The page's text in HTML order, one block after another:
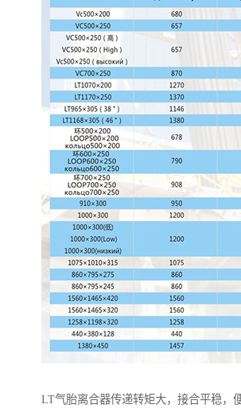
LT气胎离合器传递转矩大，接合平稳，